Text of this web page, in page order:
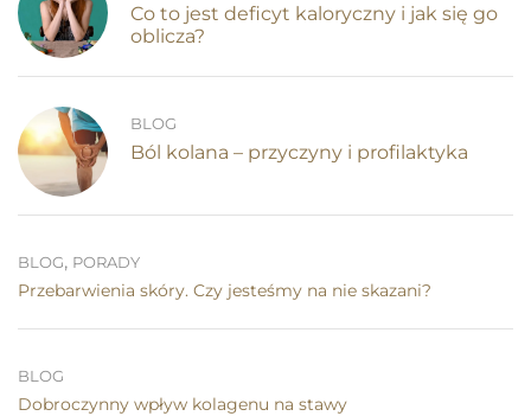
Co to jest deficyt kaloryczny i jak się go
oblicza?
BLOG
Ból kolana – przyczyny i profilaktyka
BLOG, PORADY
Przebarwienia skóry. Czy jesteśmy na nie skazani?
BLOG
Dobroczynny wpływ kolagenu na stawy